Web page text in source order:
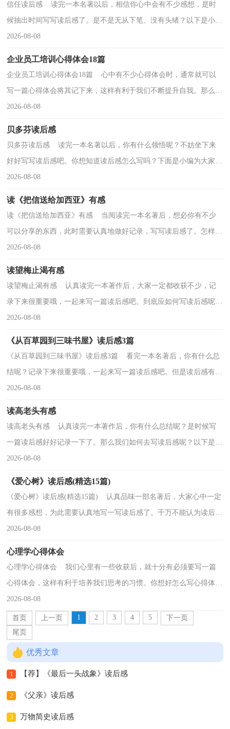
信任读后感 读完一本名著以后，相信你心中会有不少感想，是时
候抽出时间写写读后感了。是不是无从下笔、没有头绪？以下是小编
收集整理的信任读后感，仅供参考，希望能够帮助到大家...
2026-08-08
企业员工培训心得体会18篇
企业员工培训心得体会18篇 心中有不少心得体会时，通常就可以
写一篇心得体会将其记下来，这样有利于我们不断提升自我。那么好
的心得体会是什么样的呢？下面是小编整理的企业员...
2026-08-08
贝多芬读后感
贝多芬读后感 读完一本名著以后，你有什么领悟呢？不妨坐下来
好好写写读后感吧。你想知道读后感怎么写吗？下面是小编为大家整
理的贝多芬读后感，供大家参考借鉴，希望可以帮助到有...
2026-08-08
读《把信送给加西亚》有感
读《把信送给加西亚》有感 当阅读完一本名著后，想必你有不少
可以分享的东西，此时需要认真地做好记录，写写读后感了。怎样写
读后感才能避免写成“流水账”呢？下面是小编精心整...
2026-08-08
读望梅止渴有感
读望梅止渴有感 认真读完一本著作后，大家一定都收获不少，记
录下来很重要哦，一起来写一篇读后感吧。到底应如何写读后感呢？
下面是小编整理的读望梅止渴有感，欢迎阅读，希望大家能...
2026-08-08
《从百草园到三味书屋》读后感3篇
《从百草园到三味书屋》读后感3篇 看完一本名著后，你有什么总
结呢？记录下来很重要哦，一起来写一篇读后感吧。但是读后感有什
么要求呢？下面是小编帮大家整理的《从百草园到三...
2026-08-08
读高老头有感
读高老头有感 认真读完一本著作后，你有什么总结呢？是时候写
一篇读后感好好记录一下了。那么我们如何去写读后感呢？以下是小
编精心整理的读高老头有感，仅供参考，希望能够帮助到...
2026-08-08
《爱心树》读后感(精选15篇)
《爱心树》读后感(精选15篇) 认真品味一部名著后，大家心中一定
有很多感想，为此需要认真地写一写读后感了。千万不能认为读后感
随便应付就可以，以下是小编帮大家整理的《爱心...
2026-08-08
心理学心得体会
心理学心得体会 我们心里有一些收获后，就十分有必须要写一篇
心得体会，这样有利于培养我们思考的习惯。你想好怎么写心得体会
了吗？下面是小编帮大家整理的心理学心得体会，希望...
2026-08-08
首页 上一页 1 2 3 4 5
下一页
尾页
优秀文章
1 【荐】《最后一头战象》读后感
2 《父亲》读后感
3 万物简史读后感